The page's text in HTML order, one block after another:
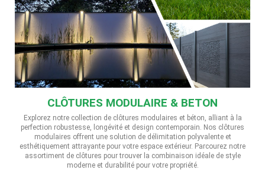
CLÔTURES MODULAIRE & BETON
Explorez notre collection de clôtures modulaires et béton, alliant à la
perfection robustesse, longévité et design contemporain. Nos clôtures
modulaires offrent une solution de délimitation polyvalente et
esthétiquement attrayante pour votre espace extérieur. Parcourez notre
assortiment de clôtures pour trouver la combinaison idéale de style
moderne et durabilité pour votre propriété.